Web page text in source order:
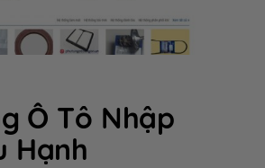
Ô Tô Nhập
Hạnh